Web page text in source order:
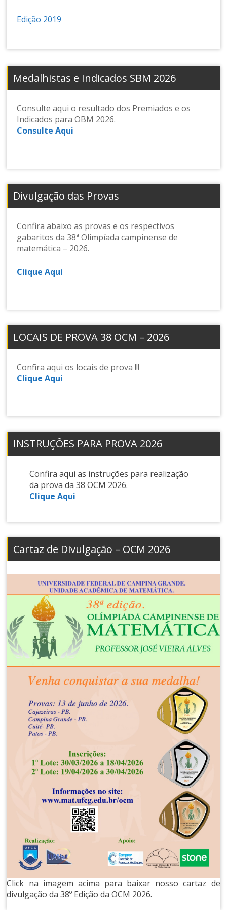
s
e
e
M
at
e
át
ic
a
Edição 2019
Medalhistas e Indicados SBM 2026
Consulte aqui o resultado dos Premiados e os
Indicados para OBM 2026.
Consulte Aqui
Divulgação das Provas
Confira abaixo as provas e os respectivos
gabaritos da 38ª Olimpíada campinense de
matemática – 2026.
Clique Aqui
LOCAIS DE PROVA 38 OCM – 2026
Confira aqui os locais de prova !!!
Clique Aqui
INSTRUÇÕES PARA PROVA 2026
Confira aqui as instruções para realização
da prova da 38 OCM 2026.
Clique Aqui
Cartaz de Divulgação – OCM 2026
Click na imagem acima para baixar nosso cartaz de
divulgação da 38º Edição da OCM 2026.